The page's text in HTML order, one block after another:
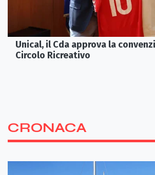
Unical, il Cda approva la
Circolo Ricreativo
CRONACA